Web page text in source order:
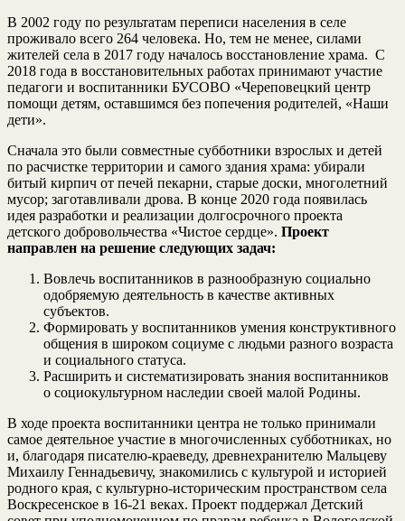
В 2002 году по результатам переписи населения в селе
проживало всего 264 человека. Но, тем не менее, силами
жителей села в 2017 году началось восстановление храма. С
2018 года в восстановительных работах принимают участие
педагоги и воспитанники БУСОВО «Череповецкий центр
помощи детям, оставшимся без попечения родителей, «Наши
дети».
Сначала это были совместные субботники взрослых и детей
по расчистке территории и самого здания храма: убирали
битый кирпич от печей пекарни, старые доски, многолетний
мусор; заготавливали дрова. В конце 2020 года появилась
идея разработки и реализации долгосрочного проекта
детского добровольчества «Чистое сердце». Проект
направлен на решение следующих задач:
Вовлечь воспитанников в разнообразную социально
одобряемую деятельность в качестве активных
субъектов.
Формировать у воспитанников умения конструктивного
общения в широком социуме с людьми разного возраста
и социального статуса.
Расширить и систематизировать знания воспитанников
о социокультурном наследии своей малой Родины.
В ходе проекта воспитанники центра не только принимали
самое деятельное участие в многочисленных субботниках, но
и, благодаря писателю-краеведу, древнехранителю Мальцеву
Михаилу Геннадьевичу, знакомились с культурой и историей
родного края, с культурно-историческим пространством села
Воскресенское в 16-21 веках. Проект поддержал Детский